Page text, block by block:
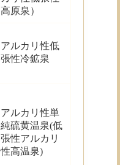
高原泉）
アルカリ性低
張性冷鉱泉
アルカリ性単
純硫黄温泉(低
張性アルカリ
性高温泉)